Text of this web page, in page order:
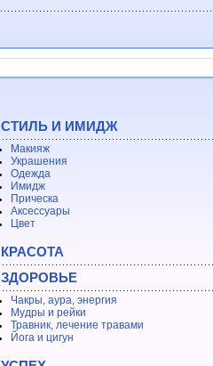
СТИЛЬ И ИМИДЖ
Макияж
Украшения
Одежда
Имидж
Прическа
Аксессуары
Цвет
КРАСОТА
ЗДОРОВЬЕ
Чакры, аура, энергия
Мудры и рейки
Травник, лечение травами
Йога и цигун